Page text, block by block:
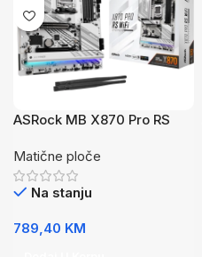
ASRock MB X870 Pro RS
Matične ploče
Na stanju
789,40 KM